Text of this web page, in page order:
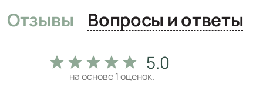
Отзывы Вопросы и ответы
5.0
на основе1оценок.